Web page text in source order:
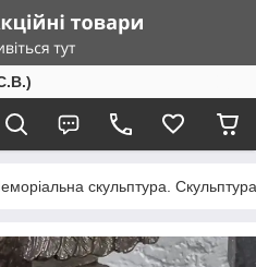
скульптура.